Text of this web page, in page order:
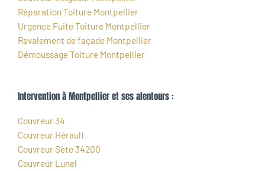
Réparation Toiture Montpellier
Urgence Fuite Toiture Montpellier
Ravalement de façade Montpellier
Démoussage Toiture Montpellier
Intervention à Montpellier et ses alentours :
Couvreur 34
Couvreur Hérault
Couvreur Sète 34200
Couvreur Lunel